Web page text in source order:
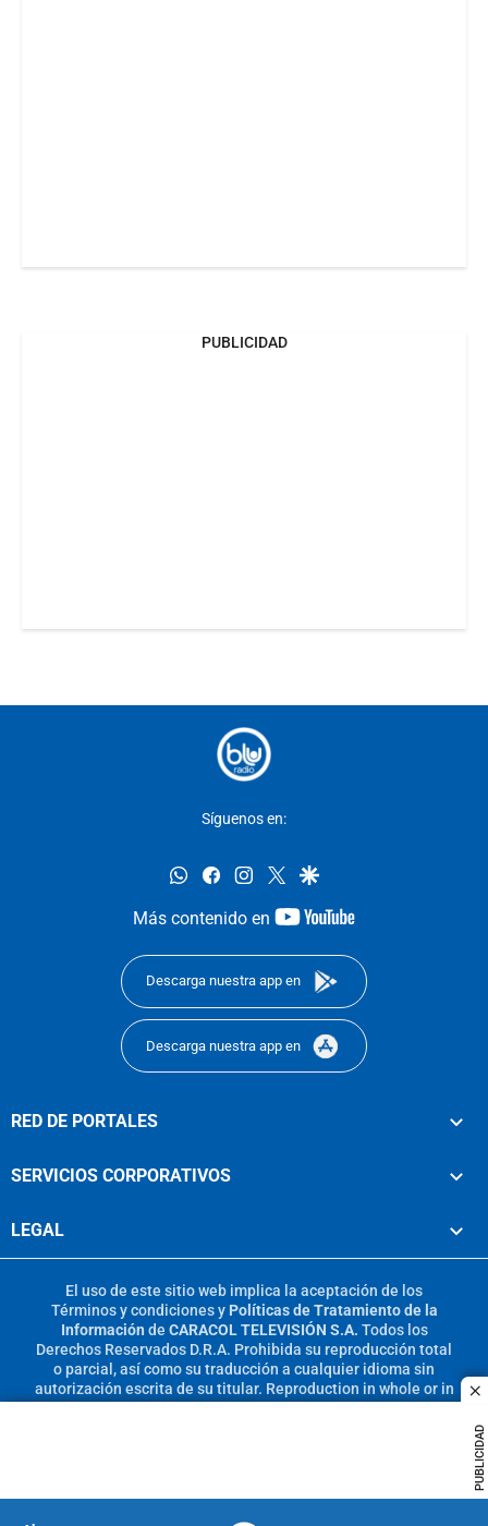
PUBLICIDAD
PUBLICIDAD
Síguenos en:
whatsappfacebookinstagram
twittergoogle
Más contenido en
youtube-
Descarga nuestra app en
Descarga nuestra app en
RED DE PORTALES
SERVICIOS CORPORATIVOS
LEGAL
El uso de este sitio web implica la aceptación de los
Términos y condicionesy Políticas de Tratamiento de la
Información de CARACOL TELEVISIÓN S.A. Todos los
Derechos Reservados D.R.A. Prohibida su reproducción total
o parcial, así como su traducción a cualquier idioma sin
autorización escrita de su titular. Reproduction in whole or in